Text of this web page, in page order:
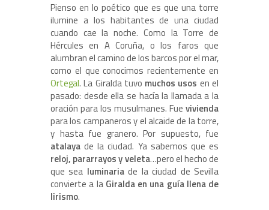
Pienso en lo poético que es que una torre
ilumine a los habitantes de una ciudad
cuando cae la noche. Como la Torre de
Hércules en A Coruña, o los faros que
alumbran el camino de los barcos por el mar,
como el que conocimos recientemente en
Ortegal. La Giralda tuvo muchos usos en el
pasado: desde ella se hacía la llamada a la
oración para los musulmanes. Fue vivienda
para los campaneros y el alcaide de la torre,
y hasta fue granero. Por supuesto, fue
atalaya de la ciudad. Ya sabemos que es
reloj, pararrayos y veleta…pero el hecho de
que sea luminariade la ciudad de Sevilla
convierte a la Giralda en una guía llena de
lirismo.